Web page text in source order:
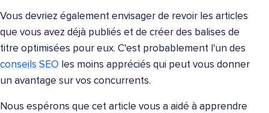
Vous devriez également envisager de revoir les articles
que vous avez déjà publiés et de créer des balises de
titre optimisées pour eux. C'est probablement l'un des
conseils SEO les moins appréciés qui peut vous donner
un avantage sur vos concurrents.
Nous espérons que cet article vous a aidé à apprendre